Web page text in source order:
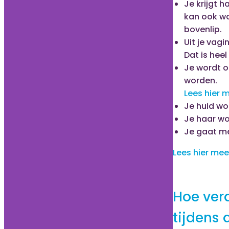
Je krijgt
kan ook
bovenlip.
Uit je
Dat is
Je wordt
worden.
Lees hier
Je huid
Je haar
Je gaat
Lees hier
Hoe
tijdens